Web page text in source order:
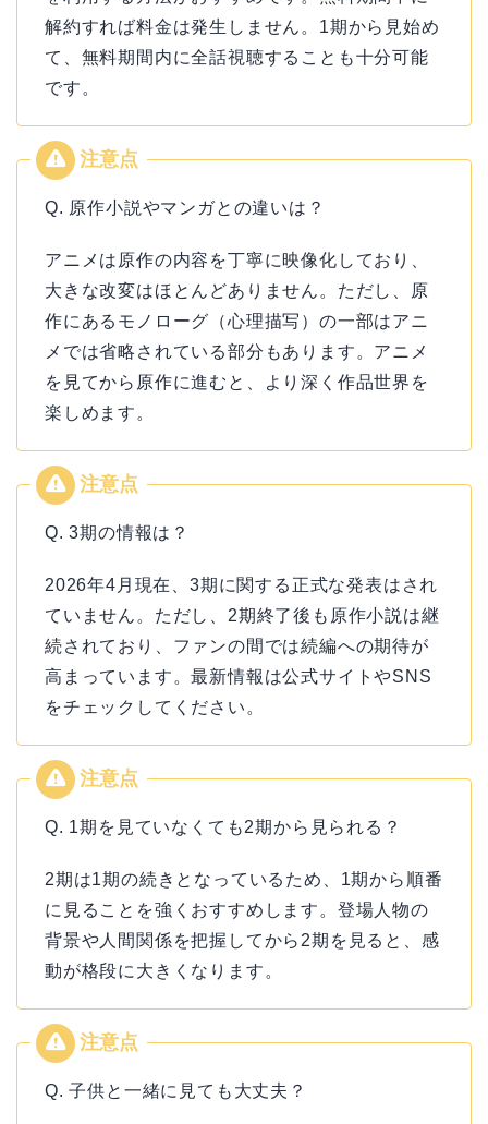
解約すれば料金は発生しません。1期から見始め
て、無料期間内に全話視聴することも十分可能
です。
Q. 原作小説やマンガとの違いは？
アニメは原作の内容を丁寧に映像化しており、
大きな改変はほとんどありません。ただし、原
作にあるモノローグ（心理描写）の一部はアニ
メでは省略されている部分もあります。アニメ
を見てから原作に進むと、より深く作品世界を
楽しめます。
Q. 3期の情報は？
2026年4月現在、3期に関する正式な発表はされ
ていません。ただし、2期終了後も原作小説は継
続されており、ファンの間では続編への期待が
高まっています。最新情報は公式サイトやSNS
をチェックしてください。
Q. 1期を見ていなくても2期から見られる？
2期は1期の続きとなっているため、1期から順番
に見ることを強くおすすめします。登場人物の
背景や人間関係を把握してから2期を見ると、感
動が格段に大きくなります。
Q. 子供と一緒に見ても大丈夫？